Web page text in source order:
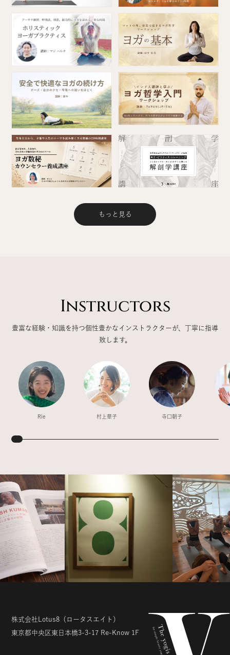
もっと見る
Instructors
豊富な経験・知識を持つ個性豊かなインストラクターが、丁寧に指導
致します。
Rie 村上華子 寺口朝子
株式会社Lotus8 （ロータスエイト）
東京都中央区東日本橋3-3-17 Re-Know 1F